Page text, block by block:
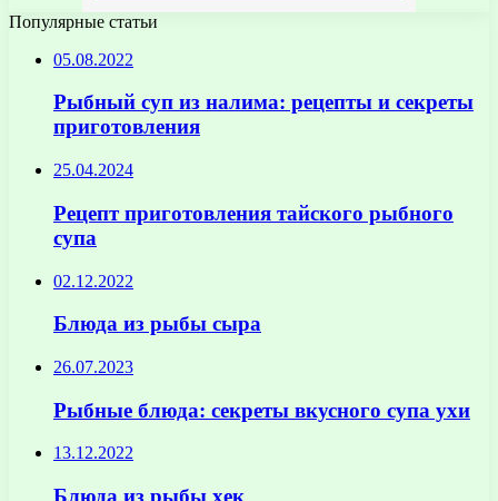
Популярные статьи
05.08.2022
Рыбный суп из налима: рецепты и секреты
приготовления
25.04.2024
Рецепт приготовления тайского рыбного
супа
02.12.2022
Блюда из рыбы сыра
26.07.2023
Рыбные блюда: секреты вкусного супа ухи
13.12.2022
Блюда из рыбы хек